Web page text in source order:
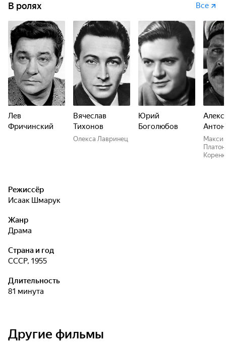
В ролях Все
Лев
Фричинский
Вячеслав
Тихонов
Олекса Лавринец
Юрий
Боголюбов
Режиссёр
Исаак Шмарук
Жанр
драма
Страна и год
СССР, 1955
Длительность
81 минута
Другие фильмы